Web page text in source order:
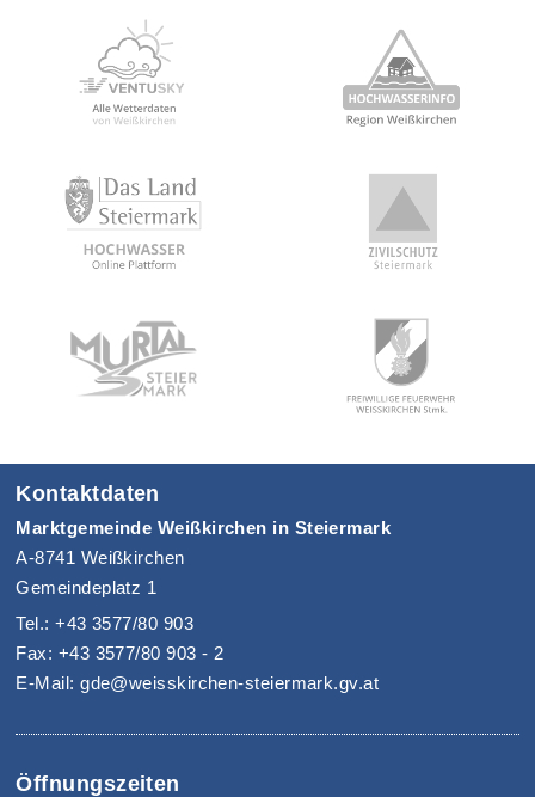
Kontaktdaten
Marktgemeinde Weißkirchen in Steiermark
A-8741 Weißkirchen
Gemeindeplatz 1
Tel.: +43 3577/80 903
Fax: +43 3577/80 903 - 2
E-Mail: gde@weisskirchen-steiermark.gv.at
Öffnungszeiten